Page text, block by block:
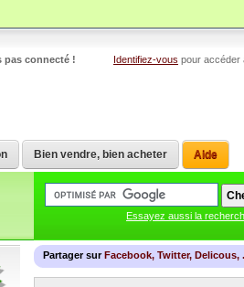
pas connecté ! Identifiez-vous pour accéder
Bien vendre, bien acheter Aide
Essayez aussi la
Partager surFacebook, Twitter, Delicous,